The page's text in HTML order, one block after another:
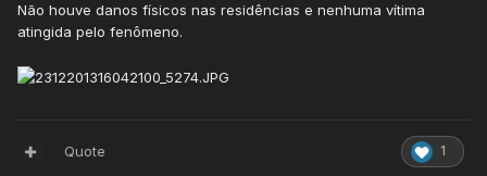
Não houve danos físicos nas residências e nenhuma vítima
atingida pelo fenômeno.
1
Quote